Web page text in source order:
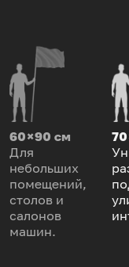
60 × 90 см
Для
небольших
помещений,
столов и
салонов
машин.
70